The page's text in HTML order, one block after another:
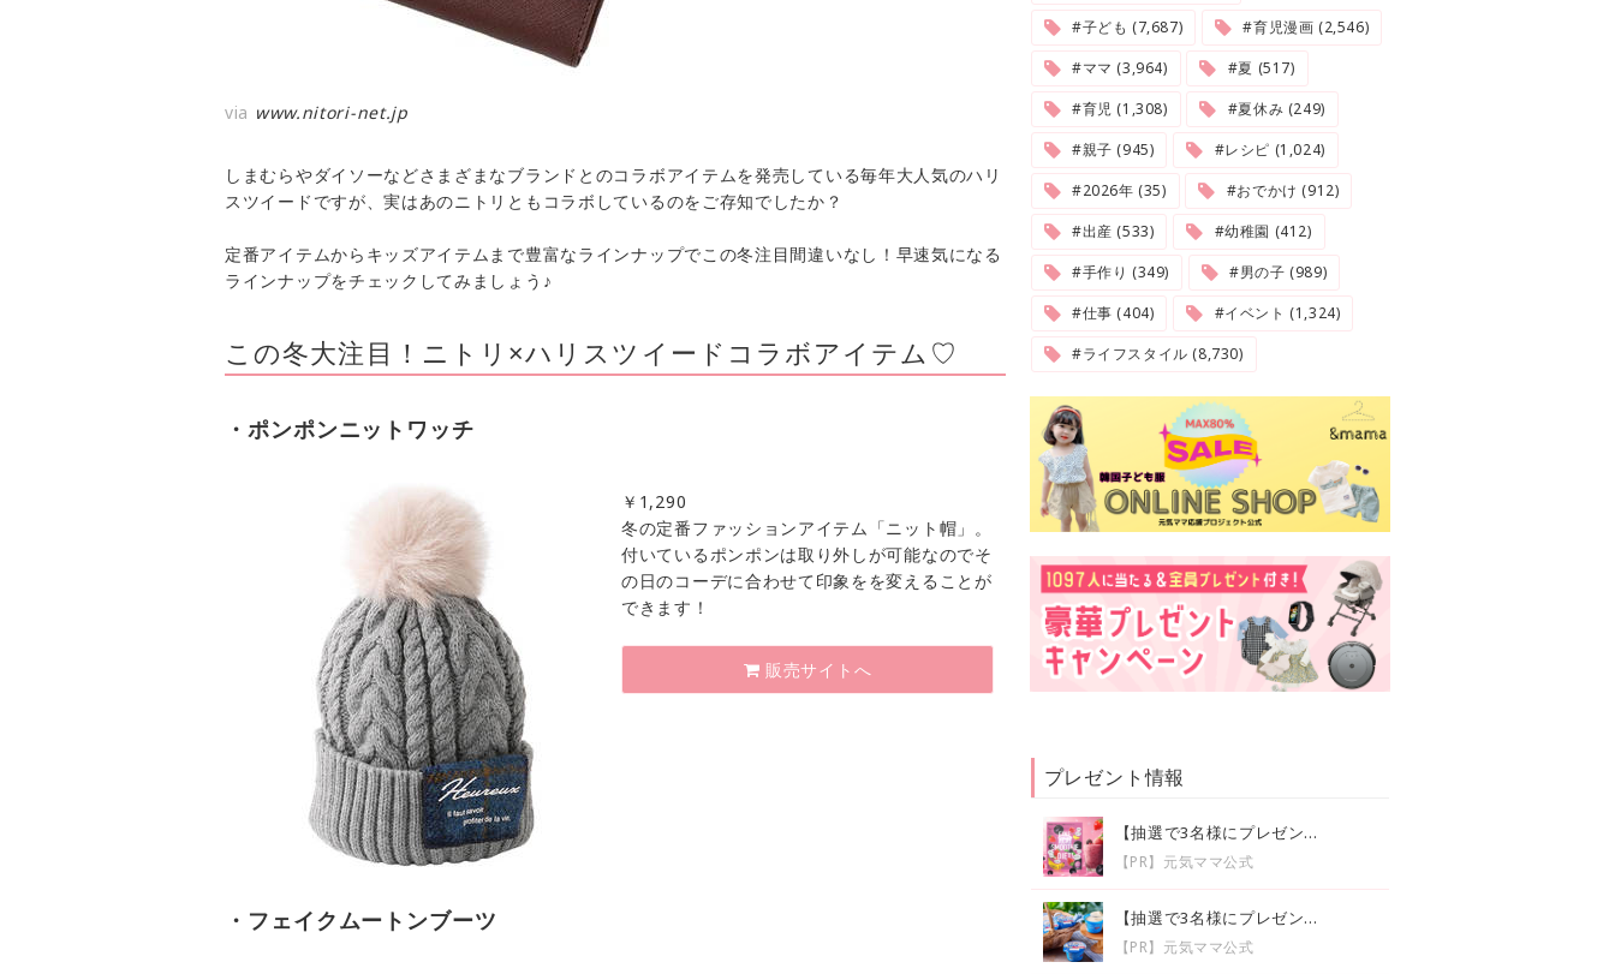
via www.nitori-net.jp
しまむらやダイソーなどさまざまなブランドとのコラボアイテムを発売している毎年大人気のハリ
スツイードですが、実はあのニトリともコラボしているのをご存知でしたか？
定番アイテムからキッズアイテムまで豊富なラインナップでこの冬注目間違いなし！早速気になる
ラインナップをチェックしてみましょう♪
この冬大注目！ニトリ×ハリスツイードコラボアイテム♡
・ポンポンニットワッチ
￥ 1,290
冬の定番ファッションアイテム「ニット帽」。
付いているポンポンは取り外しが可能なのでそ
の日のコーデに合わせて印象をを変えることが
できます！
販売サイトへ
・フェイクムートンブーツ
#子ども (7,687)
#育児漫画 (2,546)
#ママ (3,964)
#夏 (517)
#育児 (1,308)
#夏休み (249)
#親子 (945)
#レシピ (1,024)
#2026年 (35)
#おでかけ (912)
#出産 (533)
#幼稚園 (412)
#手作り (349)
#男の子 (989)
#仕事 (404)
#イベント (1,324)
#ライフスタイル (8,730)
プレゼント情報
【抽選で3名様にプレゼン...
【PR】元気ママ公式
【抽選で3名様にプレゼン...
【PR】元気ママ公式